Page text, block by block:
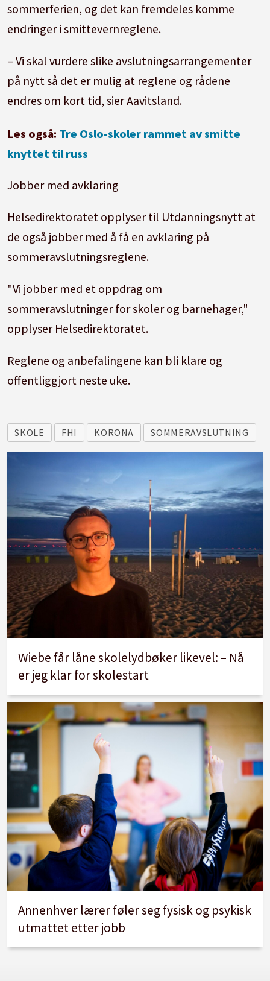
sommerferien, og det kan fremdeles komme
endringer i smittevernreglene.
– Vi skal vurdere slike avslutningsarrangementer
på nytt så det er mulig at reglene og rådene
endres om kort tid, sier Aavitsland.
Les også: Tre Oslo-skoler rammet av smitte
knyttet til russ
Jobber med avklaring
Helsedirektoratet opplyser til Utdanningsnytt at
de også jobber med å få en avklaring på
sommeravslutningsreglene.
"Vi jobber med et oppdrag om
sommeravslutninger for skoler og barnehager,"
opplyser Helsedirektoratet.
Reglene og anbefalingene kan bli klare og
offentliggjort neste uke.
SKOLE FHI KORONA SOMMERAVSLUTNING
Wiebe får låne skolelydbøker likevel: – Nå
er jeg klar for skolestart
Annenhver lærer føler seg fysisk og psykisk
utmattet etter jobb